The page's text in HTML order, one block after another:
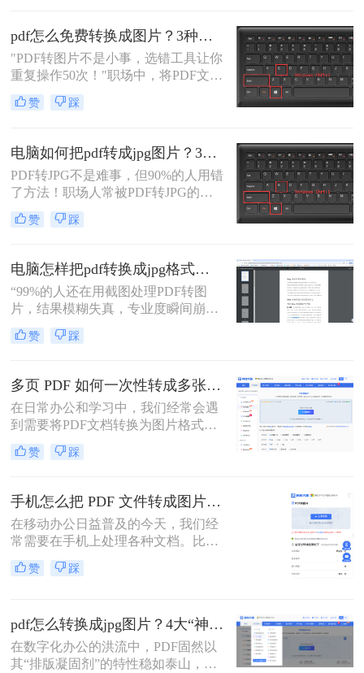
务。
pdf怎么免费转换成图片？3种高效方法实测！
"PDF转图片不是小事，选错工具让你
重复操作50次！"职场中，将PDF文档
快速转为清晰图片是高频刚需——会
议截图、社交媒体配图、技术文档存
公族曾陷入“转换后模糊不清、手动
调整耗时”的困境。
赞 踩
电脑如何把pdf转成jpg图片？3种高效方法，精准转换不踩坑！
PDF转JPG不是难事，但90%的人用错
了方法！职场人常被PDF转JPG的效
率问题困扰：扫描版文档转图片模
糊、批量处理繁琐、安全隐忧频发。
编，我见过太多人因方法不当浪费时
间。
赞 踩
电脑怎样把pdf转换成jpg格式的图片？三大高效方法，精准保真一看就会！
“99%的人还在用截图处理PDF转图
片，结果模糊失真，专业度瞬间崩
塌。”作为一名深耕电脑办公软件测
评多年的博主，小编每天都在与各种
办公人群和自媒体创作者而言，将一
份精心制作的PDF报告、产品手册或
设计稿，精准无误地转换为JPG图
片，是嵌入PPT、上传网站或进行二
次编辑的常见刚需。
赞 踩
多页 PDF 如何一次性转成多张图片？高效方法全解析！
在日常办公和学习中，我们经常会遇
到需要将PDF文档转换为图片格式的
情况，比如制作PPT素材、在社交媒
体分享资料，或者在不方便打开PDF
十页甚至上百页的PDF文件时，一页
页截图显然不现实。那么，多页 PDF
如何一次性转成多张图片呢？本文将
为你推荐几种有效的方法，并附带详
细的操作步骤和注意事项。
赞 踩
手机怎么把 PDF 文件转成图片？4种高效方法实测推荐
在移动办公日益普及的今天，我们经
常需要在手机上处理各种文档。比如
收到电子发票、合同或者学习资料是
PDF格式，但对方要求发送JPG图
片。
赞 踩
pdf怎么转换成jpg图片？4大“神操作”让文件处理效率飙升！
在数字化办公的洪流中，PDF固然以
其“排版凝固剂”的特性稳如泰山，但